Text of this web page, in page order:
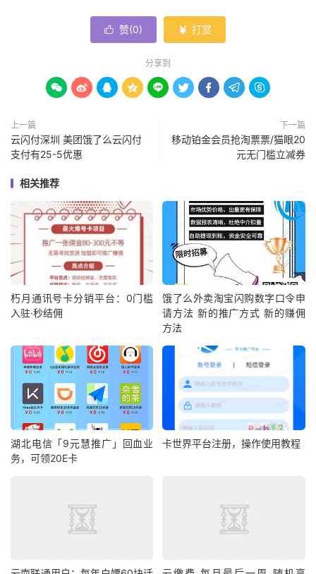
 赞(0)  打赏
分享到
        
上一篇
云闪付深圳 美团饿了么云闪付
支付有25-5优惠
下一篇
移动铂金会员抢淘票票/猫眼20
元无门槛立减券
相关推荐
朽月通讯号卡分销平台：0门槛
入驻·秒结佣
饿了么外卖淘宝闪购数字口令申
请方法 新的推广方式 新的赚佣
方法
湖北电信「9元慧推广」回血业
务，可领20E卡
卡世界平台注册，操作使用教程